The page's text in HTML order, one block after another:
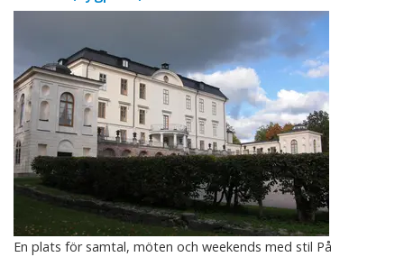
En plats för samtal, möten och weekends med stil På